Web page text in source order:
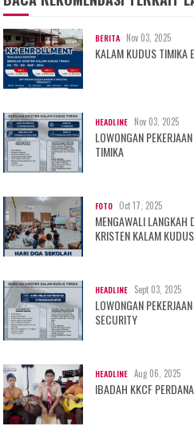
BERITA Nov 03, 2025
KALAM KUDUS
HEADLINE Nov 03, 2025
LOWONGAN
TIMIKA
FOTO Oct 17, 2025
MENGAWALI LANGKAH
KRISTEN KALAM
HEADLINE Sept 03, 2025
LOWONGAN
SECURITY
HEADLINE Aug 06, 2025
IBADAH KKCF